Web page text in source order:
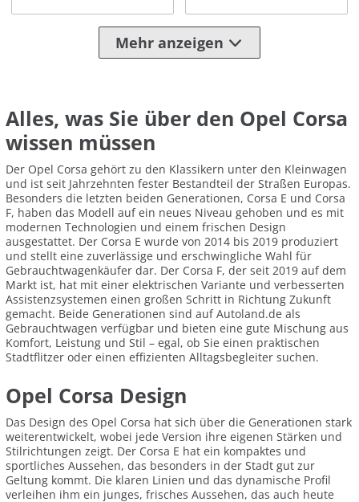
Mehr anzeigen
Alles, was Sie über den Opel Corsa
wissen müssen
Der Opel Corsa gehört zu den Klassikern unter den Kleinwagen
und ist seit Jahrzehnten fester Bestandteil der Straßen Europas.
Besonders die letzten beiden Generationen, Corsa E und Corsa
F, haben das Modell auf ein neues Niveau gehoben und es mit
modernen Technologien und einem frischen Design
ausgestattet. Der Corsa E wurde von 2014 bis 2019 produziert
und stellt eine zuverlässige und erschwingliche Wahl für
Gebrauchtwagenkäufer dar. Der Corsa F, der seit 2019 auf dem
Markt ist, hat mit einer elektrischen Variante und verbesserten
Assistenzsystemen einen großen Schritt in Richtung Zukunft
gemacht. Beide Generationen sind auf Autoland.de als
Gebrauchtwagen verfügbar und bieten eine gute Mischung aus
Komfort, Leistung und Stil – egal, ob Sie einen praktischen
Stadtflitzer oder einen effizienten Alltagsbegleiter suchen.
Opel Corsa Design
Das Design des Opel Corsa hat sich über die Generationen stark
weiterentwickelt, wobei jede Version ihre eigenen Stärken und
Stilrichtungen zeigt. Der Corsa E hat ein kompaktes und
sportliches Aussehen, das besonders in der Stadt gut zur
Geltung kommt. Die klaren Linien und das dynamische Profil
verleihen ihm ein junges, frisches Aussehen, das auch heute